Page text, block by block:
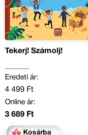
Tekerj! Számolj!
Eredeti ár:
4 499 Ft
Online ár:
3 689 Ft
Kosárba